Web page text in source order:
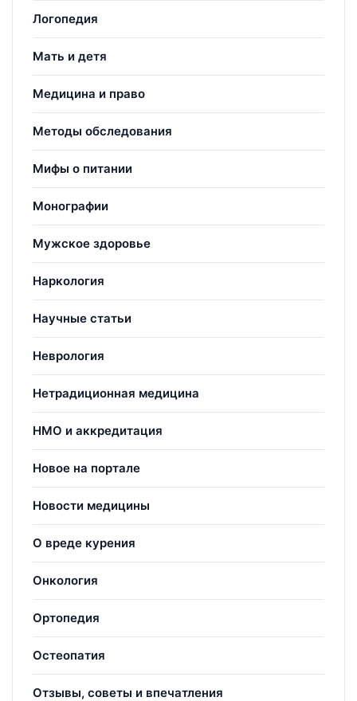
Логопедия
Мать и детя
Медицина и право
Методы обследования
Мифы о питании
Монографии
Мужское здоровье
Наркология
Научные статьи
Неврология
Нетрадиционная медицина
НМО и аккредитация
Новое на портале
Новости медицины
О вреде курения
Онкология
Ортопедия
Остеопатия
Отзывы, советы и впечатления